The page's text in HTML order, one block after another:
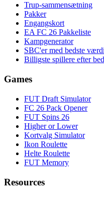
Trup-sammensætning
Pakker
Engangskort
EA FC 26 Pakkeliste
Kampgenerator
SBC'er med bedste
Billigste spillere efter
Games
FUT Draft Simulator
FC 26 Pack Opener
FUT Spins 26
Higher or Lower
Kortvalg Simulator
Ikon Roulette
Helte Roulette
FUT Memory
Resources